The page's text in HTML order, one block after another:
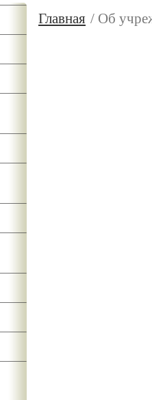
Главная / Об